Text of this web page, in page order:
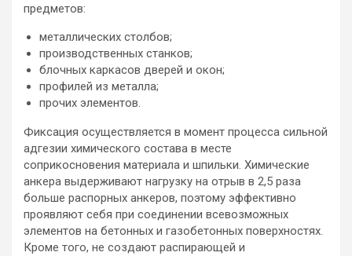
предметов:
металлических столбов;
производственных станков;
блочных каркасов дверей и окон;
профилей из металла;
прочих элементов.
Фиксация осуществляется в момент процесса сильной
адгезии химического состава в месте
соприкосновения материала и шпильки. Химические
анкера выдерживают нагрузку на отрыв в 2,5 раза
больше распорных анкеров, поэтому эффективно
проявляют себя при соединении всевозможных
элементов на бетонных и газобетонных поверхностях.
Кроме того, не создают распирающей и